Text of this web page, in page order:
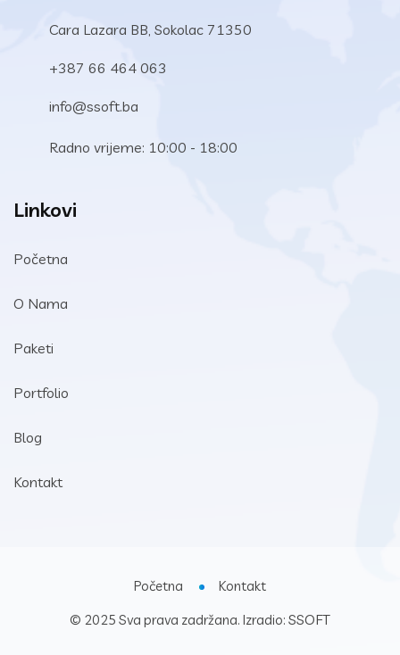
Cara Lazara BB, Sokolac 71350
+387 66 464 063
info@ssoft.ba
Radno vrijeme: 10:00 - 18:00
Linkovi
Početna
O Nama
Paketi
Portfolio
Blog
Kontakt
© 2025 Sva prava zadržana. Izradio: SSOFT
Početna Kontakt